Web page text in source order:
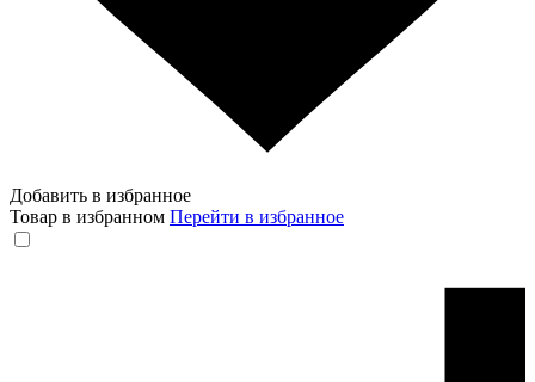
Добавить в избранное
Товар в избранном Перейти в избранное